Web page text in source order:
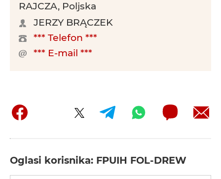
RAJCZA, Poljska
JERZY BRĄCZEK
*** Telefon ***
*** E-mail ***
Oglasi korisnika: FPUIH FOL-DREW